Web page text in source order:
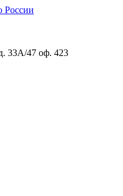
России
33А/47 оф. 423